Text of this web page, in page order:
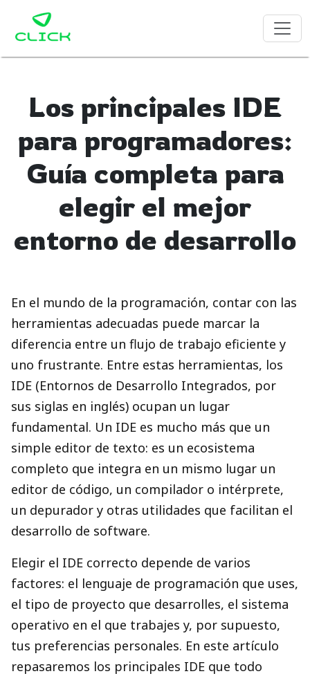
Los principales IDE
para programadores:
Guía completa para
elegir el mejor
entorno de desarrollo
En el mundo de la programación, contar con las
herramientas adecuadas puede marcar la
diferencia entre un flujo de trabajo eficiente y
uno frustrante. Entre estas herramientas, los
IDE (Entornos de Desarrollo Integrados, por
sus siglas en inglés) ocupan un lugar
fundamental. Un IDE es mucho más que un
simple editor de texto: es un ecosistema
completo que integra en un mismo lugar un
editor de código, un compilador o intérprete,
un depurador y otras utilidades que facilitan el
desarrollo de software.
Elegir el IDE correcto depende de varios
factores: el lenguaje de programación que uses,
el tipo de proyecto que desarrolles, el sistema
operativo en el que trabajes y, por supuesto,
tus preferencias personales. En este artículo
repasaremos los principales IDE que todo